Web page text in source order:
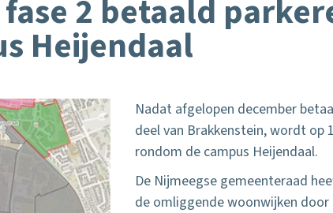
2 betaald
Heijendaal
Nadat afgelopen december
deel van Brakkenstein, wordt op
rondom de campus Heijendaal.
De Nijmeegse gemeenteraad
de omliggende woonwijken door